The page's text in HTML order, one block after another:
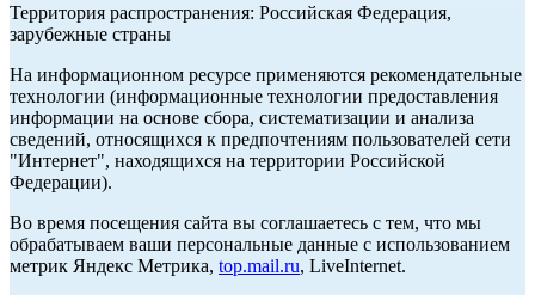
Территория распространения: Российская Федерация,
зарубежные страны
На информационном ресурсе применяются рекомендательные
технологии (информационные технологии предоставления
информации на основе сбора, систематизации и анализа
сведений, относящихся к предпочтениям пользователей сети
"Интернет", находящихся на территории Российской
Федерации).
Во время посещения сайта вы соглашаетесь с тем, что мы
обрабатываем ваши персональные данные с использованием
метрик Яндекс Метрика, top.mail.ru, LiveInternet.